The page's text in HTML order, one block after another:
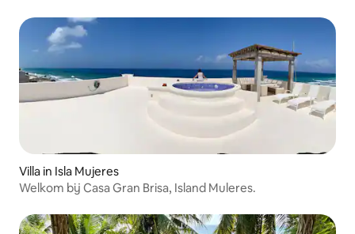
Villa in Isla Mujeres
Welkom bij Casa Gran Brisa, Island Muleres.